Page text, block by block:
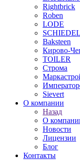
Rightbrick
Roben
LODE
SCHIEDEL
Baksteen
Кирово-
TOILER
Строма
Sievert
О компании
Назад
О
Новости
Лицензии
Блог
Контакты